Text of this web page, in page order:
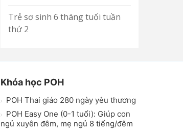
Trẻ sơ sinh 6 tháng tuổi tuần
thứ 2
Khóa học POH
POH Thai giáo 280 ngày yêu thương
POH Easy One (0-1 tuổi): Giúp con
ngủ xuyên đêm, mẹ ngủ 8 tiếng/đêm